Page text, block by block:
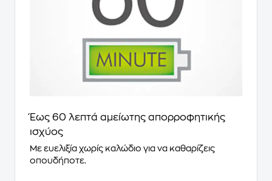
Έως 60 λεπτά αμείωτης απορροφητικής
ισχύος
Με ευελιξία χωρίς καλώδιο για να καθαρίζεις
οπουδήποτε.